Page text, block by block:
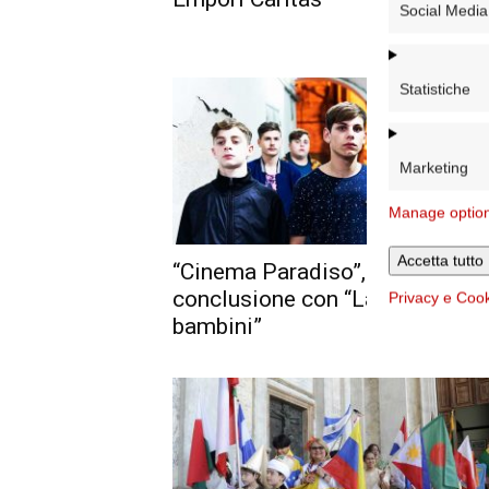
Social Media
Statistiche
Marketing
Manage
Accetta tutto
Privacy e
“Cinema Paradiso”, la
conclusione con “La paranza
bambini”